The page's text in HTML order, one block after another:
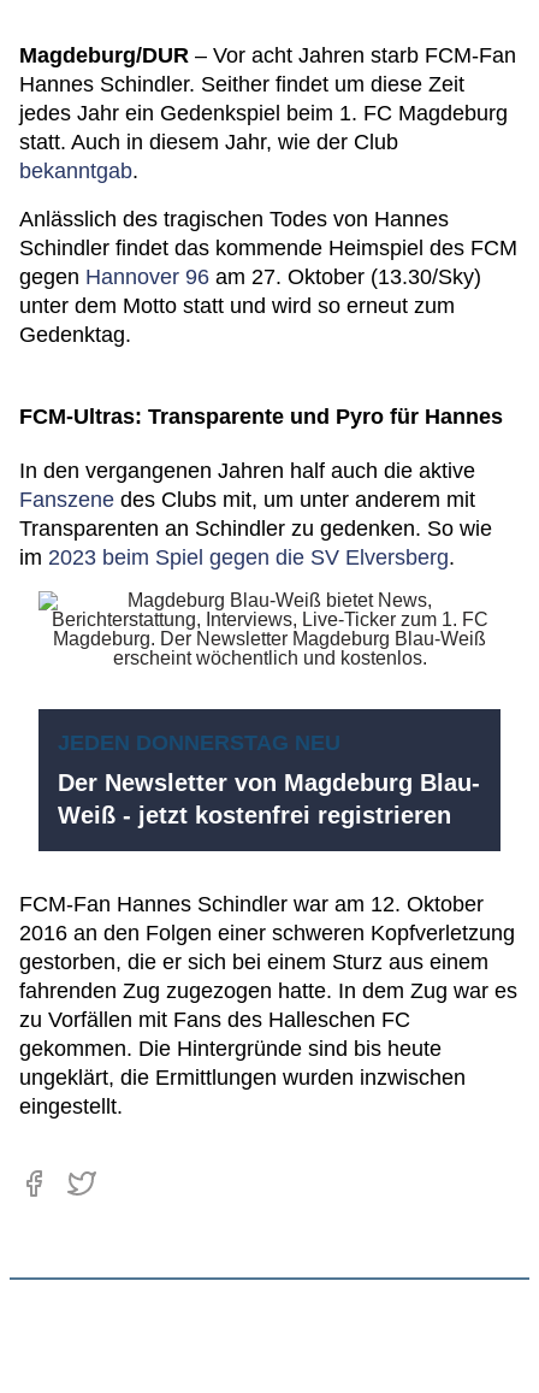
Magdeburg/DUR – Vor acht Jahren starb FCM-Fan
Hannes Schindler. Seither findet um diese Zeit
jedes Jahr ein Gedenkspiel beim 1. FC Magdeburg
statt. Auch in diesem Jahr, wie der Club
bekanntgab.
Anlässlich des tragischen Todes von Hannes
Schindler findet das kommende Heimspiel des FCM
gegen Hannover 96 am 27. Oktober (13.30/Sky)
unter dem Motto statt und wird so erneut zum
Gedenktag.
FCM-Ultras: Transparente und Pyro für Hannes
In den vergangenen Jahren half auch die aktive
Fanszene des Clubs mit, um unter anderem mit
Transparenten an Schindler zu gedenken. So wie
im 2023 beim Spiel gegen die SV Elversberg.
JEDEN DONNERSTAG NEU
Der Newsletter von Magdeburg Blau-
Weiß - jetzt kostenfrei registrieren
FCM-Fan Hannes Schindler war am 12. Oktober
2016 an den Folgen einer schweren Kopfverletzung
gestorben, die er sich bei einem Sturz aus einem
fahrenden Zug zugezogen hatte. In dem Zug war es
zu Vorfällen mit Fans des Halleschen FC
gekommen. Die Hintergründe sind bis heute
ungeklärt, die Ermittlungen wurden inzwischen
eingestellt.